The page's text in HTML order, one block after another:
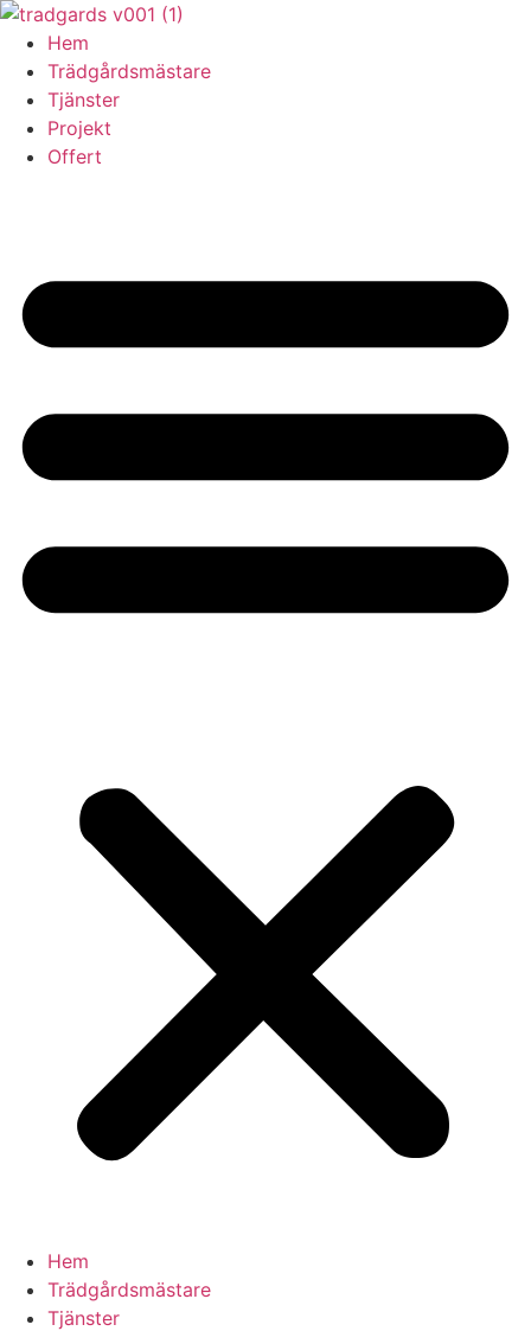
Skip
content
Hem
Trädgårdsmästare
Tjänster
Projekt
Offert
Hem
Trädgårdsmästare
Tjänster